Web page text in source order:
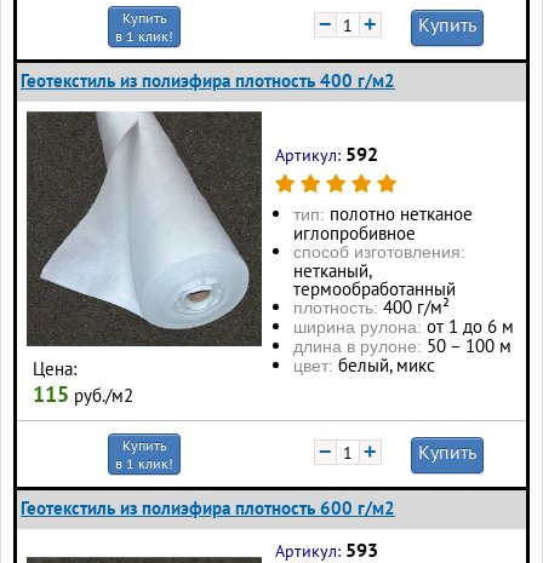
Купить
в 1 клик!
− + Купить
Геотекстиль из полиэфира плотность 400 г/м2
Цена:
115 руб./м2
Артикул: 592
тип: полотно нетканое
иглопробивное
способ изготовления:
нетканый,
термообработанный
плотность: 400 г/м²
ширина рулона: от 1 до 6 м
длина в рулоне: 50 – 100 м
цвет: белый, микс
Купить
в 1 клик!
− + Купить
Геотекстиль из полиэфира плотность 600 г/м2
Артикул: 593